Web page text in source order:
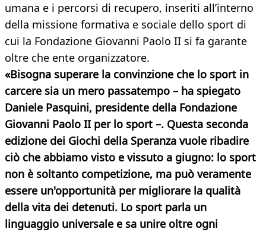
umana e i percorsi di recupero, inseriti all’interno
della missione formativa e sociale dello sport di
cui la Fondazione Giovanni Paolo II si fa garante
oltre che ente organizzatore.
«Bisogna superare la convinzione che lo sport in
carcere sia un mero passatempo – ha spiegato
Daniele Pasquini, presidente della Fondazione
Giovanni Paolo II per lo sport –. Questa seconda
edizione dei Giochi della Speranza vuole ribadire
ciò che abbiamo visto e vissuto a giugno: lo sport
non è soltanto competizione, ma può veramente
essere un'opportunità per migliorare la qualità
della vita dei detenuti. Lo sport parla un
linguaggio universale e sa unire oltre ogni